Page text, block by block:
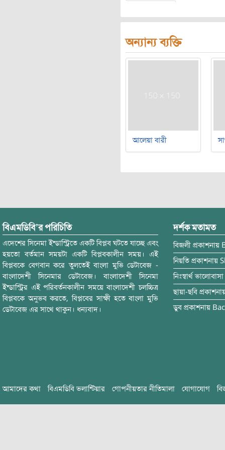
অন্যান্য ব্যক্তি
আলেয়া বারী
বিএমডিবি’র পরিচিতি
এদেশের সিনেমা ইন্ডাস্ট্রিতে একটি বিপ্লব ঘটতে যাচ্ছে এবং
হয়তো বর্তমান সময়টা একটি বিপ্লবকালীন সময়। এই
বিপ্লবকে বেগবান করে তুলতেই বাংলা মুভি ডেটাবেজ -
বাংলাদেশী সিনেমার ডেটাবেজ। বাংলাদেশী সিনেমা
ইন্ডাস্ট্রির এই পরিবর্তনকালীন সময়ে বাংলাদেশী চলচ্চিত্র
বিপ্লবকে অনুভব করতে, বিপ্লবের সাক্ষী হতে বাংলা মুভি
ডেটাবেজ এর সাথে থাকুন। ধন্যবাদ।
দর্শক মতামত
বিজলী প্রকাশনায়
নিয়তি প্রকাশনায়
নিঃস্বার্থ ভালোবাসা
ছায়া-ছবি
ডুব প্রকাশনায়
আমাদের কথা বিএমডিবি ভলান্টিয়ার গোপনীয়তার নীতিমালা যোগাযোগ